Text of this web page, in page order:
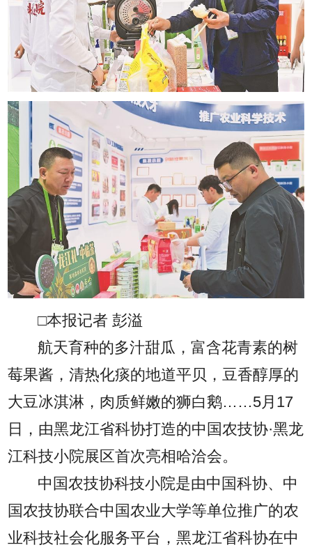
□本报记者 彭溢
航天育种的多汁甜瓜，富含花青素的树
莓果酱，清热化痰的地道平贝，豆香醇厚的
大豆冰淇淋，肉质鲜嫩的狮白鹅……5月17
日，由黑龙江省科协打造的中国农技协·黑龙
江科技小院展区首次亮相哈洽会。
中国农技协科技小院是由中国科协、中
国农技协联合中国农业大学等单位推广的农
业科技社会化服务平台，黑龙江省科协在中